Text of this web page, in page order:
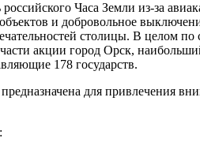
российского Часа Земли из-за
и добровольное
столицы. В целом
акции город Орск,
178 государств.
для привлечения